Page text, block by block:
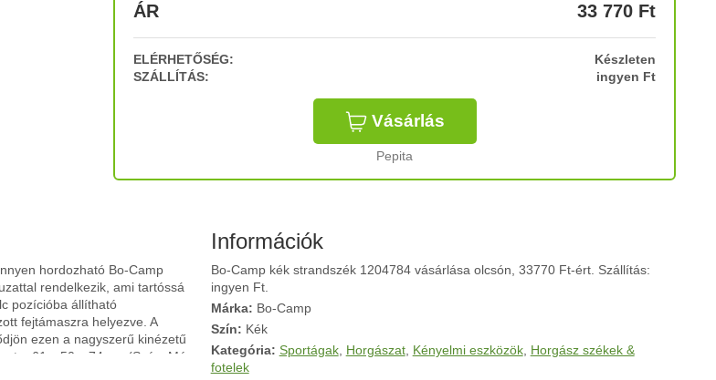
ÁR 33 770 Ft
ELÉRHETŐSÉG:
Készleten
SZÁLLÍTÁS:
ingyen Ft
Vásárlás
Pepita
hordozható Bo-Camp
rendelkezik, ami tartóssá
pozícióba állítható
fejtámaszra helyezve. A
ezen a nagyszerű kinézetű
61 x 50 x 74 cm (Szé x Mé
42 cm (Szé x Mé)Háttámla
Információk
Bo-Camp kék strandszék 1204784 vásárlása olcsón, 33770 Ft-ért. Szállítás:
ingyen Ft.
Márka: Bo-Camp
Szín: Kék
Kategória: Sportágak, Horgászat, Kényelmi eszközök, Horgász székek &
fotelek